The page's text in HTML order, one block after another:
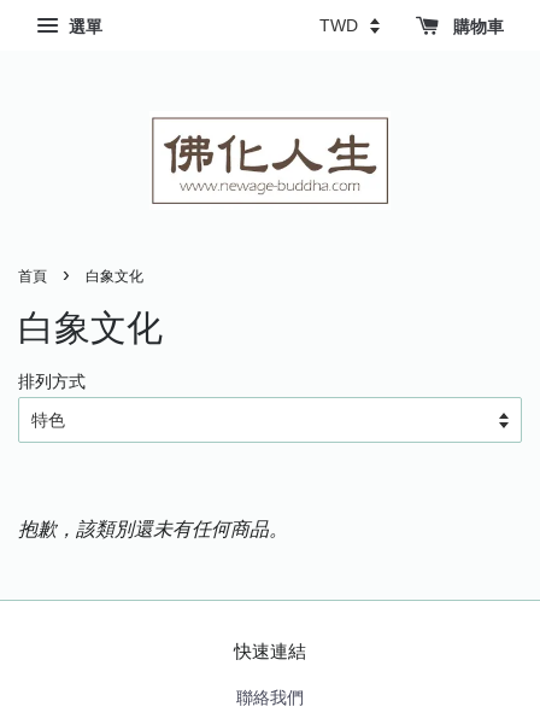
選單 購物車
首頁 › 白象文化
白象文化
排列方式
抱歉，該類別還未有任何商品。
快速連結
聯絡我們